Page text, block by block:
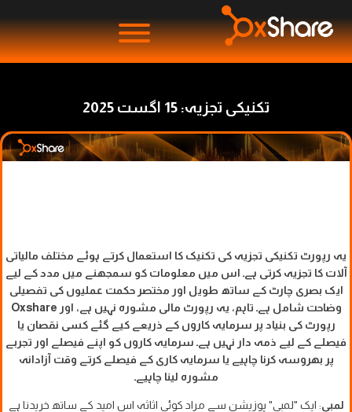
تکنیکی تجزیہ: 15 اگست 2025
یہ رپورٹ تکنیکی تجزیہ کی تکنیک کا استعمال کرتے ہوئے مختلف مالیاتی
آلات کا تجزیہ کرتی ہے۔ اس میں معلومات کو سمجھنے میں مدد کے لیے
ایک بصری چارٹ کے ساتھ طویل اور مختصر حکمت عملیوں کی تفصیلی
وضاحت شامل ہے۔ تاہم، یہ رپورٹ مالی مشورہ نہیں ہے، اور Oxshare
رپورٹ کی بنیاد پر سرمایہ کاروں کے ذریعے کیے گئے کسی نقصان یا
فیصلے کے لیے ذمہ دار نہیں ہے۔ سرمایہ کاروں کو اپنے فیصلے اور تجربے
پر بھروسہ کرنا چاہیے یا سرمایہ کاری کے فیصلے کرتے وقت آزادانہ
مشورہ لینا چاہیے۔
لمبی: ایک "لمبی" پوزیشن سے مراد کوئی اثاثہ اس امید کے ساتھ خریدنا ہے